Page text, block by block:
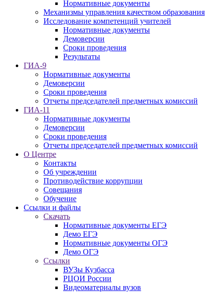
Нормативные документы
Механизмы управления качеством образования
Исследование компетенций учителей
Нормативные документы
Демоверсии
Сроки проведения
Результаты
ГИА-9
Нормативные документы
Демоверсии
Сроки проведения
Отчеты председателей предметных комиссий
ГИА-11
Нормативные документы
Демоверсии
Сроки проведения
Отчеты председателей предметных комиссий
О Центре
Контакты
Об учреждении
Противодействие коррупции
Совещания
Обучение
Ссылки и файлы
Скачать
Нормативные документы ЕГЭ
Демо ЕГЭ
Нормативные документы ОГЭ
Демо ОГЭ
Ссылки
ВУЗы Кузбасса
РЦОИ России
Видеоматериалы вузов